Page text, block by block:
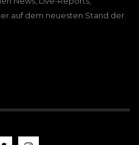
auf dem neuesten Stand der